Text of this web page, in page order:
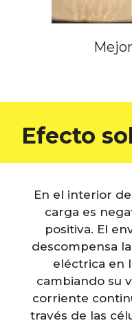
Efecto
En el interior
carga es
positiva. El
descompensa
eléctrica en
cambiando su
corriente
través de las